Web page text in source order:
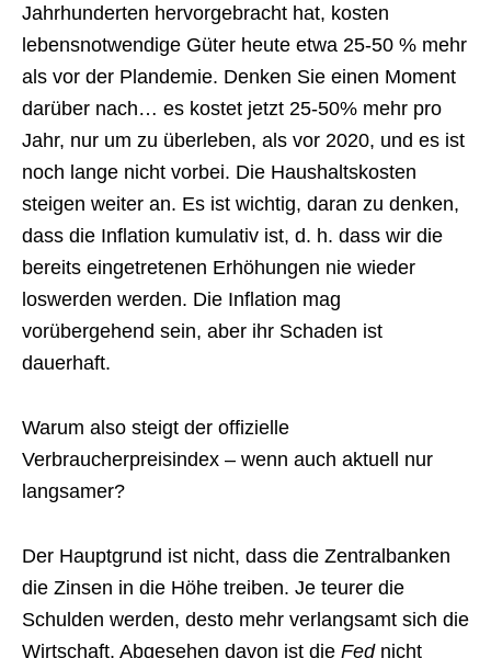
Jahrhunderten hervorgebracht hat, kosten
lebensnotwendige Güter heute etwa 25-50 % mehr
als vor der Plandemie. Denken Sie einen Moment
darüber nach… es kostet jetzt 25-50% mehr pro
Jahr, nur um zu überleben, als vor 2020, und es ist
noch lange nicht vorbei. Die Haushaltskosten
steigen weiter an. Es ist wichtig, daran zu denken,
dass die Inflation kumulativ ist, d. h. dass wir die
bereits eingetretenen Erhöhungen nie wieder
loswerden werden. Die Inflation mag
vorübergehend sein, aber ihr Schaden ist
dauerhaft.
Warum also steigt der offizielle
Verbraucherpreisindex – wenn auch aktuell nur
langsamer?
Der Hauptgrund ist nicht, dass die Zentralbanken
die Zinsen in die Höhe treiben. Je teurer die
Schulden werden, desto mehr verlangsamt sich die
Wirtschaft. Abgesehen davon ist die Fednicht